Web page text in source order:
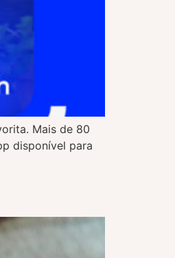
Mais de 80
disponível para